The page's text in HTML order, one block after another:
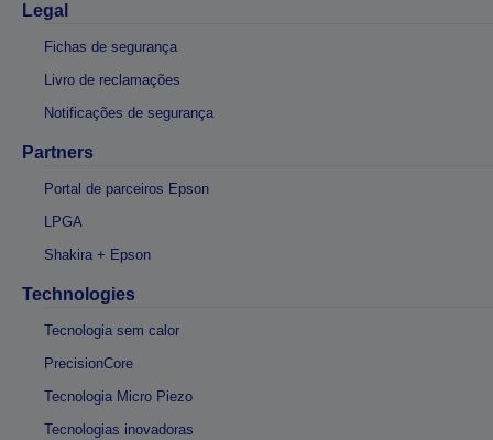
Legal
Fichas de segurança
Livro de reclamações
Notificações de segurança
Partners
Portal de parceiros Epson
LPGA
Shakira + Epson
Technologies
Tecnologia sem calor
PrecisionCore
Tecnologia Micro Piezo
Tecnologias inovadoras